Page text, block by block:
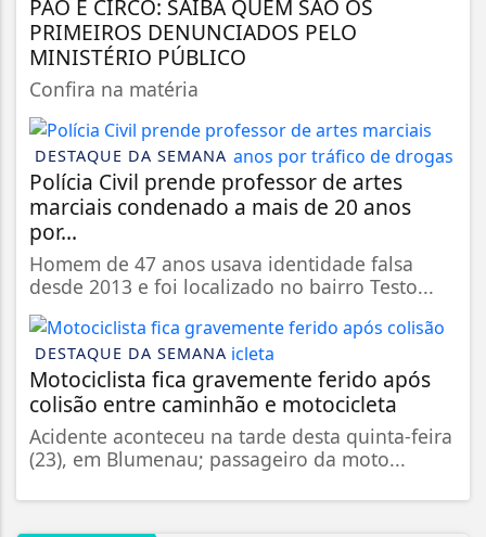
PÃO E CIRCO: SAIBA QUEM SÃO OS
PRIMEIROS DENUNCIADOS PELO
MINISTÉRIO PÚBLICO
Confira na matéria
DESTAQUE DA SEMANA
Polícia Civil prende professor de artes
marciais condenado a mais de 20 anos
por...
Homem de 47 anos usava identidade falsa
desde 2013 e foi localizado no bairro Testo...
DESTAQUE DA SEMANA
Motociclista fica gravemente ferido após
colisão entre caminhão e motocicleta
Acidente aconteceu na tarde desta quinta-feira
(23), em Blumenau; passageiro da moto...